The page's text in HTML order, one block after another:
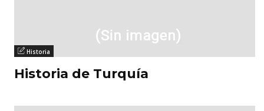
Historia
Historia de Turquía